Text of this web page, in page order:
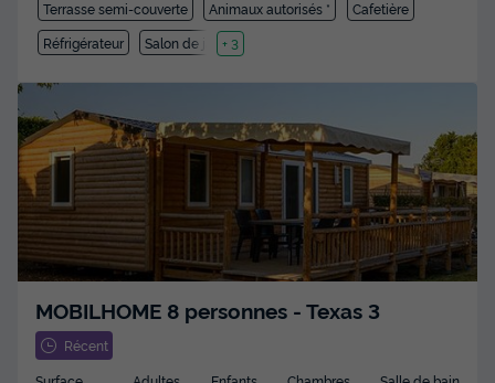
Terrasse semi-couverte Animaux autorisés *
Cafetière
Réfrigérateur
Salon de jardin
+ 3
MOBILHOME 8 personnes - Texas 3
Récent